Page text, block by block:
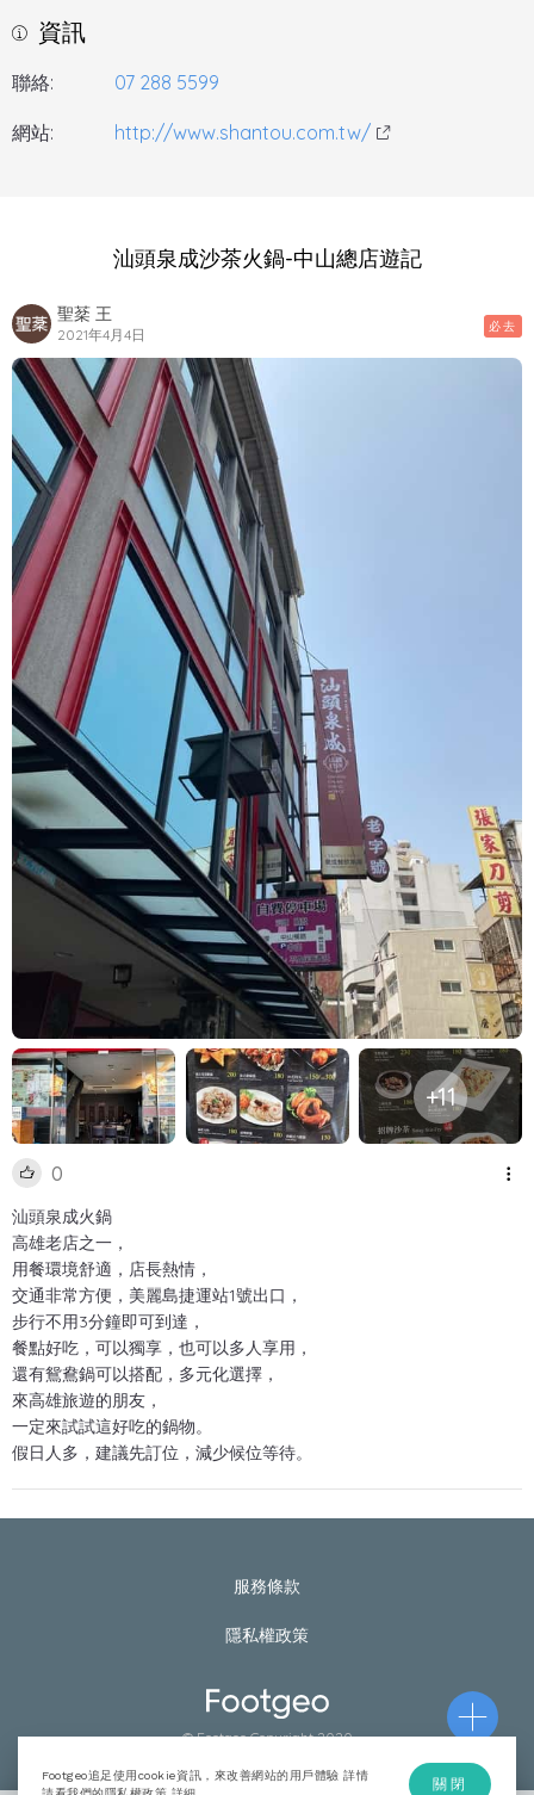
資訊
聯絡: 07 288 5599
網站: http://www.shantou.com.tw/
汕頭泉成沙茶火鍋-中山總店遊記
聖棻 王
2021年4月4日 必去
+11
0
汕頭泉成火鍋
高雄老店之一，
用餐環境舒適，店長熱情，
交通非常方便，美麗島捷運站1號出口，
步行不用3分鐘即可到達，
餐點好吃，可以獨享，也可以多人享用，
還有鴛鴦鍋可以搭配，多元化選擇，
來高雄旅遊的朋友，
一定來試試這好吃的鍋物。
假日人多，建議先訂位，減少候位等待。
服務條款
隱私權政策
© Footgeo Copyright 2020
Footgeo追足使用cookie資訊，來改善網站的用戶體驗 詳情
關閉